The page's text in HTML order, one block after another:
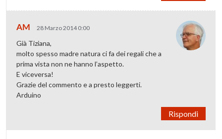
AM 28 Marzo 2014 0:00
Già Tiziana,
molto spesso madre natura ci fa dei regali che a
prima vista non ne hanno l’aspetto.
E viceversa!
Grazie del commento e a presto leggerti.
Arduino
Rispondi